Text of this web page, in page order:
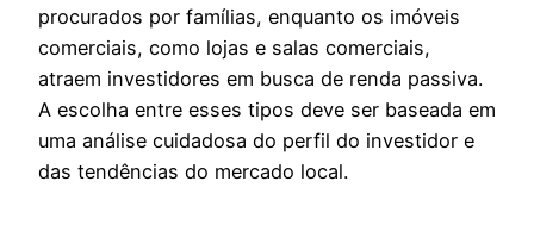
procurados por famílias, enquanto os imóveis
comerciais, como lojas e salas comerciais,
atraem investidores em busca de renda passiva.
A escolha entre esses tipos deve ser baseada em
uma análise cuidadosa do perfil do investidor e
das tendências do mercado local.